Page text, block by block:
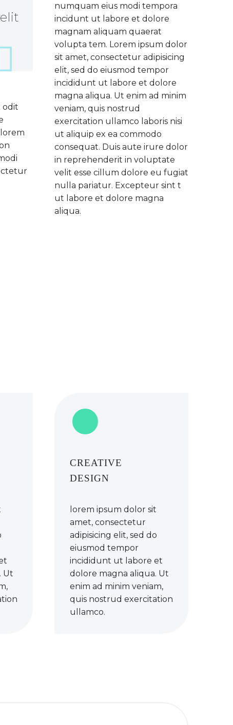
odit
numquam eius modi tempora
incidunt ut labore et dolore
magnam aliquam quaerat
volupta tem. Lorem ipsum dolor
sit amet, consectetur adipisicing
elit, sed do eiusmod tempor
incididunt ut labore et dolore
magna aliqua. Ut enim ad minim
veniam, quis nostrud
exercitation ullamco laboris nisi
ut aliquip ex ea commodo
consequat. Duis aute irure dolor
in reprehenderit in voluptate
velit esse cillum dolore eu fugiat
nulla pariatur. Excepteur sint t
ut labore et dolore magna
aliqua.
Ut
CREATIVE
DESIGN
lorem ipsum dolor sit
amet, consectetur
adipisicing elit, sed do
eiusmod tempor
incididunt ut labore et
dolore magna aliqua. Ut
enim ad minim veniam,
quis nostrud exercitation
ullamco.